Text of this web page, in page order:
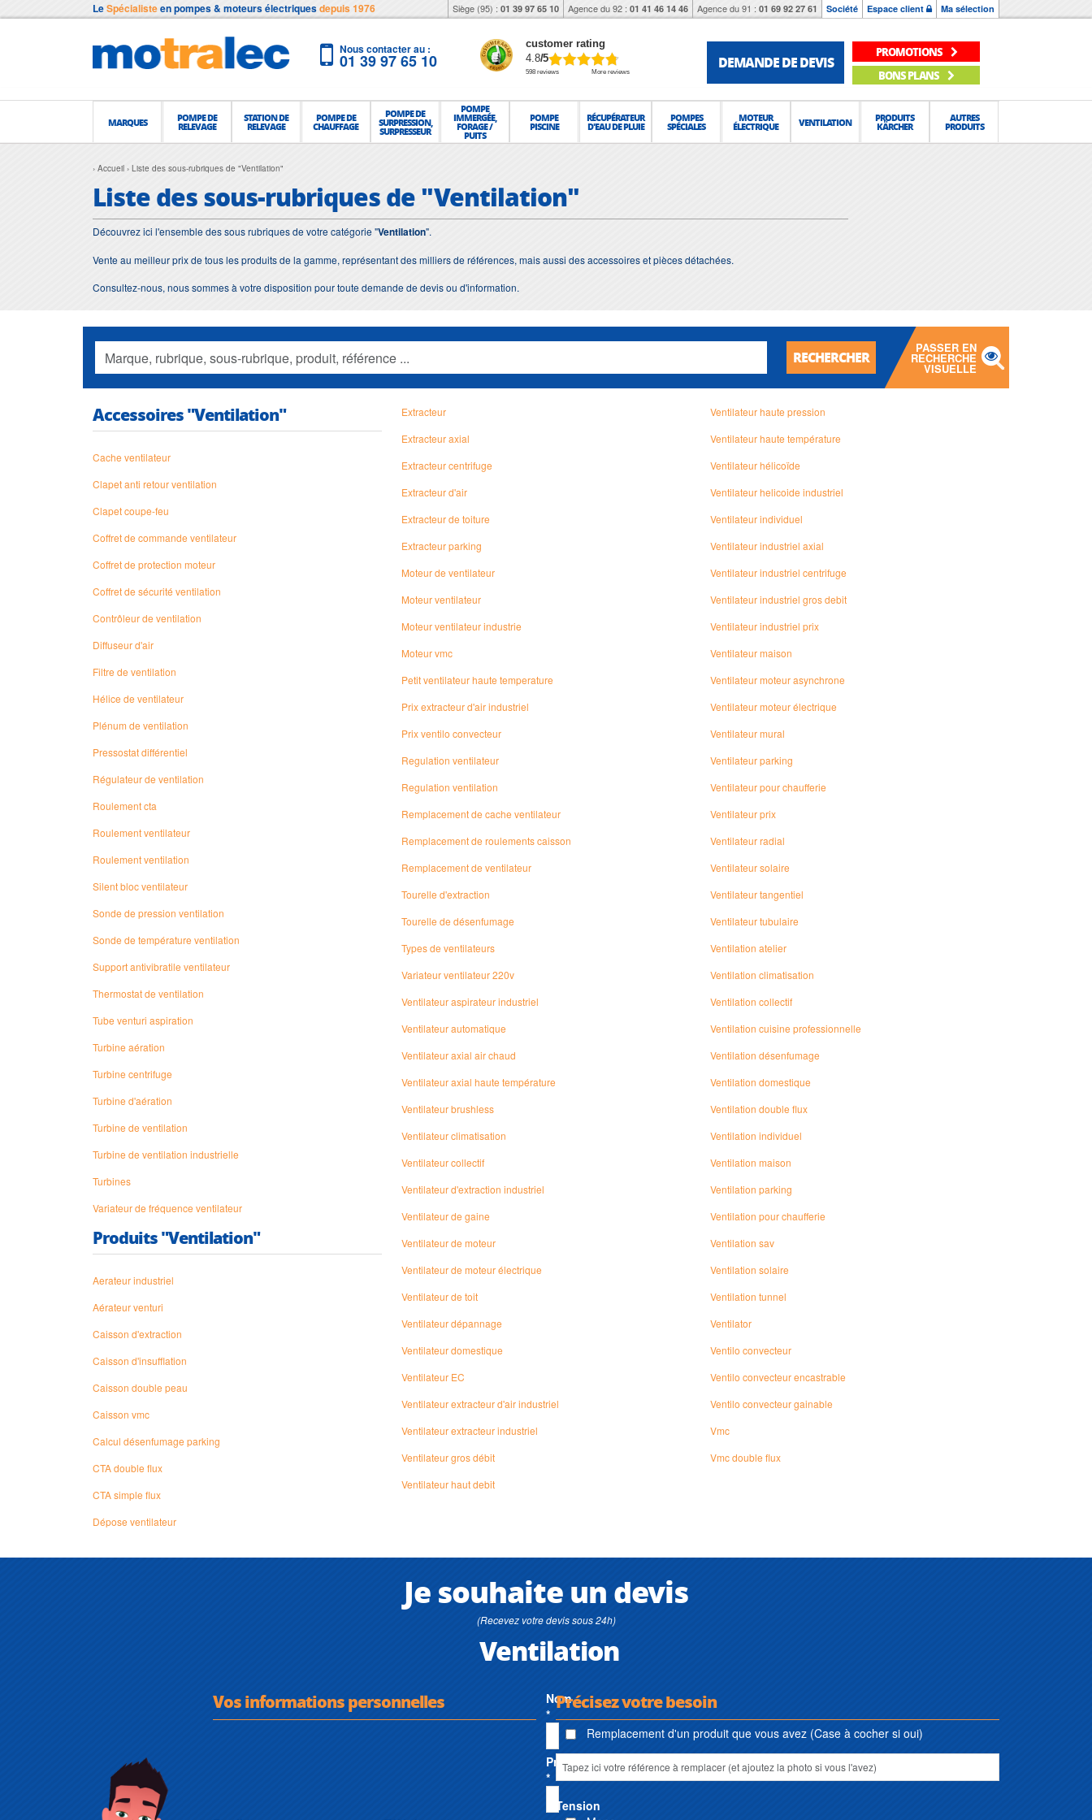
LeSpécialisteen pompes & moteurs électriquesdepuis 1976 Siège (95) : 01 39 97 65 10 Agence du 92 : 01 41 46 14 46 Agence du 91 : 01 69 92 27 61 Société Espace client Ma sélection
Nous contacter au :
01 39 97 65 10
customer rating
4.8/5
598 reviews More reviews
DEMANDE DE DEVIS
PROMOTIONS
BONS PLANS
MARQUES POMPE DE
RELEVAGE
STATION DE
RELEVAGE
POMPE DE
CHAUFFAGE
POMPE DE
SURPRESSION,
SURPRESSEUR
POMPE
IMMERGÉE,
FORAGE /
PUITS
POMPE
PISCINE
RÉCUPÉRATEUR
D'EAU DE PLUIE
POMPES
SPÉCIALES
MOTEUR
ÉLECTRIQUE VENTILATION PRODUITS
KÄRCHER
AUTRES
PRODUITS
Accueil Liste des sous-rubriques de "Ventilation"
Liste des sous-rubriques de "Ventilation"
Découvrez ici l'ensemble des sous rubriques de votre catégorie "Ventilation".
Vente au meilleur prix de tous les produits de la gamme, représentant des milliers de références, mais aussi des accessoires et pièces détachées.
Consultez-nous, nous sommes à votre disposition pour toute demande de devis ou d'information.
RECHERCHER
PASSER EN
RECHERCHE
VISUELLE
Accessoires "Ventilation"
Cache ventilateur
Clapet anti retour ventilation
Clapet coupe-feu
Coffret de commande ventilateur
Coffret de protection moteur
Coffret de sécurité ventilation
Contrôleur de ventilation
Diffuseur d'air
Filtre de ventilation
Hélice de ventilateur
Plénum de ventilation
Pressostat différentiel
Régulateur de ventilation
Roulement cta
Roulement ventilateur
Roulement ventilation
Silent bloc ventilateur
Sonde de pression ventilation
Sonde de température ventilation
Support antivibratile ventilateur
Thermostat de ventilation
Tube venturi aspiration
Turbine aération
Turbine centrifuge
Turbine d'aération
Turbine de ventilation
Turbine de ventilation industrielle
Turbines
Variateur de fréquence ventilateur
Produits "Ventilation"
Aerateur industriel
Aérateur venturi
Caisson d'extraction
Caisson d'insufflation
Caisson double peau
Caisson vmc
Calcul désenfumage parking
CTA double flux
CTA simple flux
Dépose ventilateur
Extracteur
Extracteur axial
Extracteur centrifuge
Extracteur d'air
Extracteur de toiture
Extracteur parking
Moteur de ventilateur
Moteur ventilateur
Moteur ventilateur industrie
Moteur vmc
Petit ventilateur haute temperature
Prix extracteur d'air industriel
Prix ventilo convecteur
Regulation ventilateur
Regulation ventilation
Remplacement de cache ventilateur
Remplacement de roulements caisson
Remplacement de ventilateur
Tourelle d'extraction
Tourelle de désenfumage
Types de ventilateurs
Variateur ventilateur 220v
Ventilateur aspirateur industriel
Ventilateur automatique
Ventilateur axial air chaud
Ventilateur axial haute température
Ventilateur brushless
Ventilateur climatisation
Ventilateur collectif
Ventilateur d'extraction industriel
Ventilateur de gaine
Ventilateur de moteur
Ventilateur de moteur électrique
Ventilateur de toit
Ventilateur dépannage
Ventilateur domestique
Ventilateur EC
Ventilateur extracteur d'air industriel
Ventilateur extracteur industriel
Ventilateur gros débit
Ventilateur haut debit
Ventilateur haute pression
Ventilateur haute température
Ventilateur hélicoïde
Ventilateur helicoide industriel
Ventilateur individuel
Ventilateur industriel axial
Ventilateur industriel centrifuge
Ventilateur industriel gros debit
Ventilateur industriel prix
Ventilateur maison
Ventilateur moteur asynchrone
Ventilateur moteur électrique
Ventilateur mural
Ventilateur parking
Ventilateur pour chaufferie
Ventilateur prix
Ventilateur radial
Ventilateur solaire
Ventilateur tangentiel
Ventilateur tubulaire
Ventilation atelier
Ventilation climatisation
Ventilation collectif
Ventilation cuisine professionnelle
Ventilation désenfumage
Ventilation domestique
Ventilation double flux
Ventilation individuel
Ventilation maison
Ventilation parking
Ventilation pour chaufferie
Ventilation sav
Ventilation solaire
Ventilation tunnel
Ventilator
Ventilo convecteur
Ventilo convecteur encastrable
Ventilo convecteur gainable
Vmc
Vmc double flux
Je souhaite un devis
(Recevez votre devis sous 24h)
Ventilation
Vos informations personnelles
Nom
*
Prénom
*
Précisez votre besoin
Remplacement d'un produit que vous avez (Case à cocher si oui)
Tension